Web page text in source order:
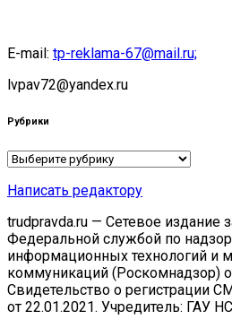
E-mail: tp-reklama-67@mail.ru;
lvpav72@yandex.ru
Рубрики
Рубрики
Написать редактору
trudpravda.ru — Сетевое издание
Федеральной службой по
информационных технологий и
коммуникаций (Роскомнадзор)
Свидетельство о регистрации
от 22.01.2021. Учредитель: ГАУ